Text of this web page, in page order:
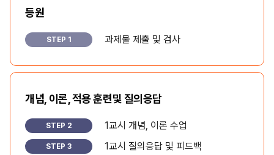
등원
STEP 1 과제물 제출 및 검사
개념, 이론, 적용 훈련및 질의응답
STEP 2 1교시 개념, 이론 수업
STEP 3 1교시 질의응답 및 피드백